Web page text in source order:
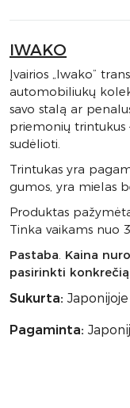
IWAKO
Įvairios „Iwako”
automobiliukų
savo stalą ar
priemonių trintukus
sudėlioti.
Trintukas yra
gumos, yra mielas
Produktas
Tinka vaikams nuo
Pastaba. Kaina
pasirinkti
Sukurta: Japonijoje
Pagaminta: